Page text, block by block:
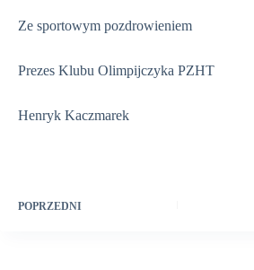
Ze sportowym pozdrowieniem
Prezes Klubu Olimpijczyka PZHT
Henryk Kaczmarek
POPRZEDNI